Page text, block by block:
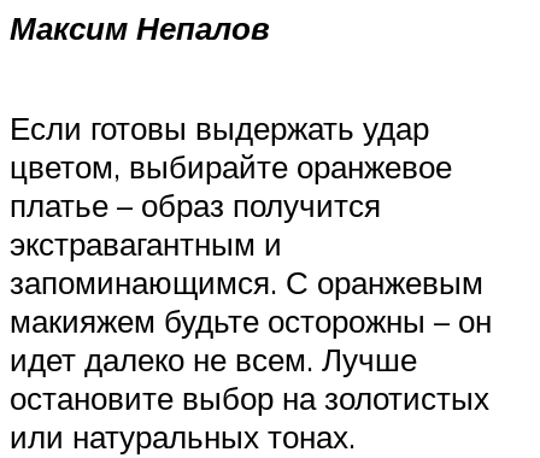
Максим Непалов
Если готовы выдержать удар
цветом, выбирайте оранжевое
платье – образ получится
экстравагантным и
запоминающимся. С оранжевым
макияжем будьте осторожны – он
идет далеко не всем. Лучше
остановите выбор на золотистых
или натуральных тонах.